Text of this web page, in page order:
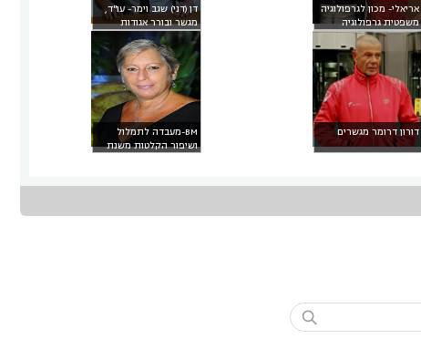
אריאלי- מכון לגרפולוגיה
משפטית גרפולוגיה
משפטית
דן (דני) שגב וימר- עו"ד,
מגשר ובורר אגודות
שיתופיות
דורון דרומר מגשרים
BM-מעבדה לתמלול
ושיפור הקלטות משנת
